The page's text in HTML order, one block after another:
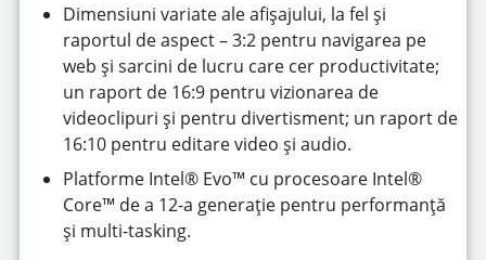
Dimensiuni variate ale afișajului, la fel și
raportul de aspect – 3:2 pentru navigarea pe
web și sarcini de lucru care cer productivitate;
un raport de 16:9 pentru vizionarea de
videoclipuri și pentru divertisment; un raport de
16:10 pentru editare video și audio.
Platforme Intel® Evo™ cu procesoare Intel®
Core™ de a 12-a generație pentru performanță
și multi-tasking.